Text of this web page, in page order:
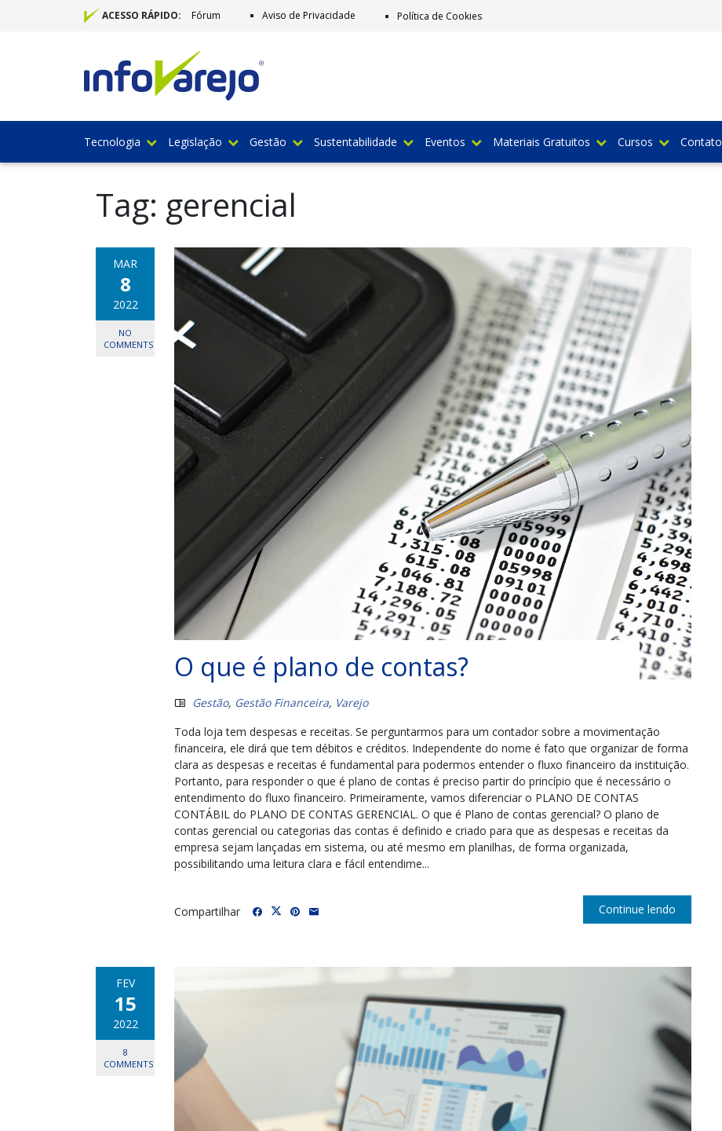
ACESSO RÁPIDO: Fórum Aviso de Privacidade Política de Cookies
Tecnologia Legislação Gestão Sustentabilidade Eventos Materiais Gratuitos Cursos Contato
Tag: gerencial
MAR
8
2022
NO
COMMENTS
O que é plano de contas?
Gestão, Gestão Financeira, Varejo
Toda loja tem despesas e receitas. Se perguntarmos para um contador sobre a movimentação
financeira, ele dirá que tem débitos e créditos. Independente do nome é fato que organizar de forma
clara as despesas e receitas é fundamental para podermos entender o fluxo financeiro da instituição.
Portanto, para responder o que é plano de contas é preciso partir do princípio que é necessário o
entendimento do fluxo financeiro. Primeiramente, vamos diferenciar o PLANO DE CONTAS
CONTÁBIL do PLANO DE CONTAS GERENCIAL. O que é Plano de contas gerencial? O plano de
contas gerencial ou categorias das contas é definido e criado para que as despesas e receitas da
empresa sejam lançadas em sistema, ou até mesmo em planilhas, de forma organizada,
possibilitando uma leitura clara e fácil entendime...
Continue lendo
Compartilhar
FEV
15
2022
8
COMMENTS